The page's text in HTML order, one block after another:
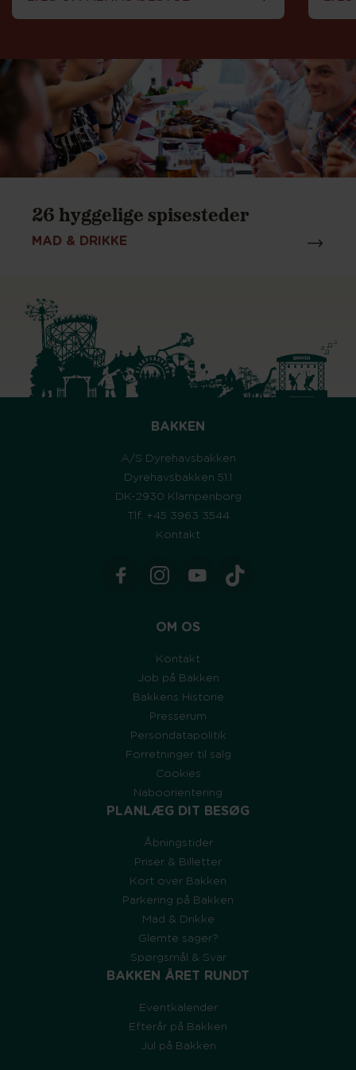
26 hyggelige spisesteder
MAD & DRIKKE
BAKKEN
A/S Dyrehavsbakken
Dyrehavsbakken 51.1
DK-2930 Klampenborg
Tlf. +45 3963 3544
Kontakt
OM OS
Kontakt
Job på Bakken
Bakkens Historie
Presserum
Persondatapolitik
Forretninger til salg
Cookies
Naboorientering
PLANLÆG DIT BESØG
Åbningstider
Priser & Billetter
Kort over Bakken
Parkering på Bakken
Mad & Drikke
Glemte sager?
Spørgsmål & Svar
BAKKEN ÅRET RUNDT
Eventkalender
Efterår på Bakken
Jul på Bakken